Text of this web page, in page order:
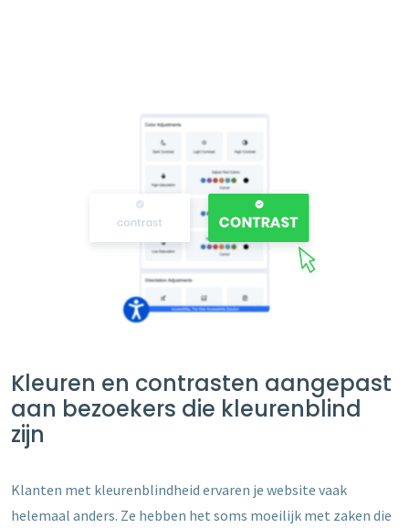
Kleuren en contrasten aangepast
aan bezoekers die kleurenblind
zijn
Klanten met kleurenblindheid ervaren je website vaak
helemaal anders. Ze hebben het soms moeilijk met zaken die